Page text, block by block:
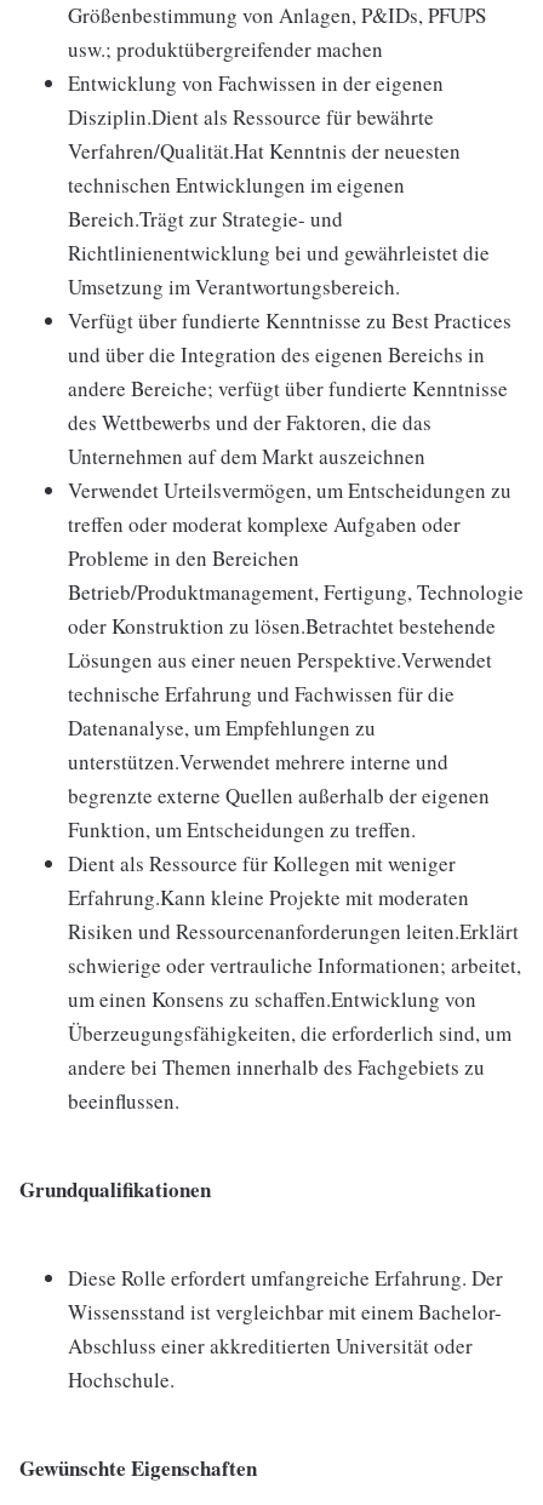
Größenbestimmung von Anlagen, P&IDs, PFUPS
usw.; produktübergreifender machen
Entwicklung von Fachwissen in der eigenen
Disziplin.Dient als Ressource für bewährte
Verfahren/Qualität.Hat Kenntnis der neuesten
technischen Entwicklungen im eigenen
Bereich.Trägt zur Strategie- und
Richtlinienentwicklung bei und gewährleistet die
Umsetzung im Verantwortungsbereich.
Verfügt über fundierte Kenntnisse zu Best Practices
und über die Integration des eigenen Bereichs in
andere Bereiche; verfügt über fundierte Kenntnisse
des Wettbewerbs und der Faktoren, die das
Unternehmen auf dem Markt auszeichnen
Verwendet Urteilsvermögen, um Entscheidungen zu
treffen oder moderat komplexe Aufgaben oder
Probleme in den Bereichen
Betrieb/Produktmanagement, Fertigung, Technologie
oder Konstruktion zu lösen.Betrachtet bestehende
Lösungen aus einer neuen Perspektive.Verwendet
technische Erfahrung und Fachwissen für die
Datenanalyse, um Empfehlungen zu
unterstützen.Verwendet mehrere interne und
begrenzte externe Quellen außerhalb der eigenen
Funktion, um Entscheidungen zu treffen.
Dient als Ressource für Kollegen mit weniger
Erfahrung.Kann kleine Projekte mit moderaten
Risiken und Ressourcenanforderungen leiten.Erklärt
schwierige oder vertrauliche Informationen; arbeitet,
um einen Konsens zu schaffen.Entwicklung von
Überzeugungsfähigkeiten, die erforderlich sind, um
andere bei Themen innerhalb des Fachgebiets zu
beeinflussen.
Grundqualifikationen
Diese Rolle erfordert umfangreiche Erfahrung. Der
Wissensstand ist vergleichbar mit einem Bachelor-
Abschluss einer akkreditierten Universität oder
Hochschule.
Gewünschte Eigenschaften